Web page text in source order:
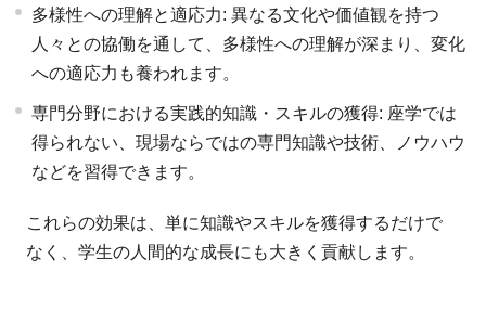
多様性への理解と適応力: 異なる文化や価値観を持つ
人々との協働を通して、多様性への理解が深まり、変化
への適応力も養われます。
専門分野における実践的知識・スキルの獲得: 座学では
得られない、現場ならではの専門知識や技術、ノウハウ
などを習得できます。
これらの効果は、単に知識やスキルを獲得するだけで
なく、学生の人間的な成長にも大きく貢献します。